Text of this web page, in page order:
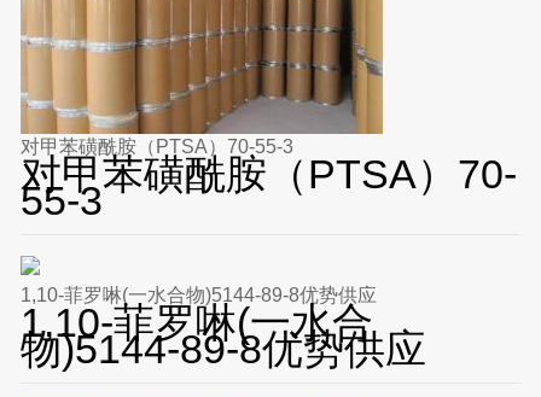
对甲苯磺酰胺（PTSA）70-55-3
对甲苯磺酰胺（PTSA）70-
55-3
1,10-菲罗啉(一水合物)5144-89-8优势供应
1,10-菲罗啉(一水合
物)5144-89-8优势供应